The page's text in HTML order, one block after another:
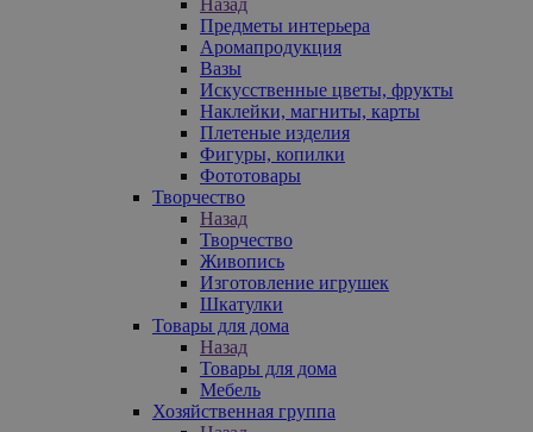
Предметы интерьера
Аромапродукция
Вазы
Искусственные цветы, фрукты
Наклейки, магниты, карты
Плетеные изделия
Фигуры, копилки
Фототовары
Творчество
Назад
Творчество
Живопись
Изготовление игрушек
Шкатулки
Товары для дома
Назад
Товары для дома
Мебель
Хозяйственная группа